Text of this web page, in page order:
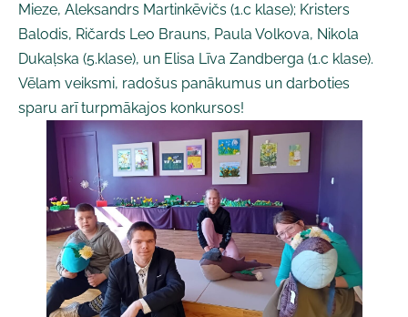
Mieze, Aleksandrs Martinkēvičs (1.c klase); Kristers
Balodis, Ričards Leo Brauns, Paula Volkova, Nikola
Dukaļska (5.klase), un Elisa Līva Zandberga (1.c klase).
Vēlam veiksmi, radošus panākumus un darboties
sparu arī turpmākajos konkursos!